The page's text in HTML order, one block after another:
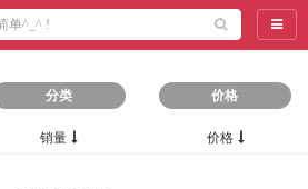
导航
分类 价格
销量 价格